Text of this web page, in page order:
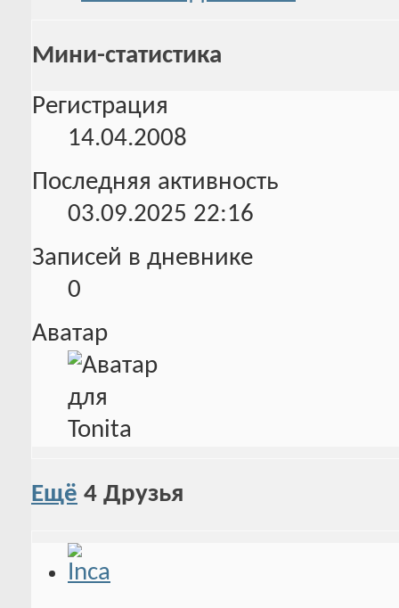
Мини-статистика
Регистрация
14.04.2008
Последняя активность
03.09.2025 22:16
Записей в дневнике
0
Аватар
Ещё 4 Друзья